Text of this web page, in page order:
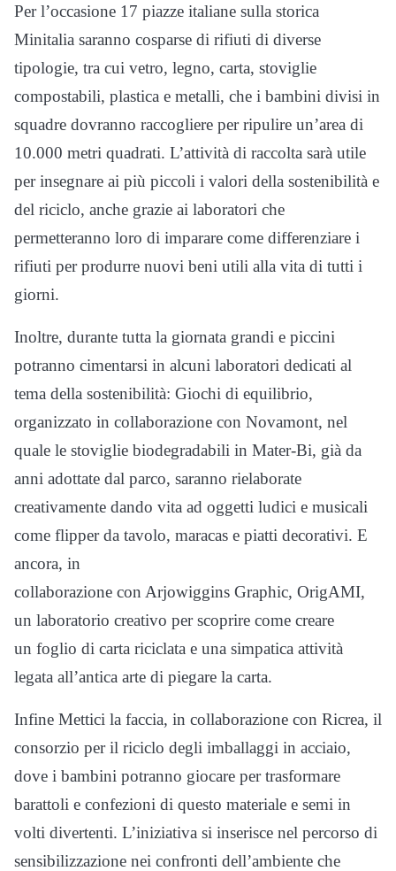
Per l’occasione 17 piazze italiane sulla storica
Minitalia saranno cosparse di rifiuti di diverse
tipologie, tra cui vetro, legno, carta, stoviglie
compostabili, plastica e metalli, che i bambini divisi in
squadre dovranno raccogliere per ripulire un’area di
10.000 metri quadrati. L’attività di raccolta sarà utile
per insegnare ai più piccoli i valori della sostenibilità e
del riciclo, anche grazie ai laboratori che
permetteranno loro di imparare come differenziare i
rifiuti per produrre nuovi beni utili alla vita di tutti i
giorni.
Inoltre, durante tutta la giornata grandi e piccini
potranno cimentarsi in alcuni laboratori dedicati al
tema della sostenibilità: Giochi di equilibrio,
organizzato in collaborazione con Novamont, nel
quale le stoviglie biodegradabili in Mater-Bi, già da
anni adottate dal parco, saranno rielaborate
creativamente dando vita ad oggetti ludici e musicali
come flipper da tavolo, maracas e piatti decorativi. E
ancora, in
collaborazione con Arjowiggins Graphic, OrigAMI,
un laboratorio creativo per scoprire come creare
un foglio di carta riciclata e una simpatica attività
legata all’antica arte di piegare la carta.
Infine Mettici la faccia, in collaborazione con Ricrea, il
consorzio per il riciclo degli imballaggi in acciaio,
dove i bambini potranno giocare per trasformare
barattoli e confezioni di questo materiale e semi in
volti divertenti. L’iniziativa si inserisce nel percorso di
sensibilizzazione nei confronti dell’ambiente che